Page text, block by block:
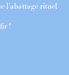
l’abattage rituel
!